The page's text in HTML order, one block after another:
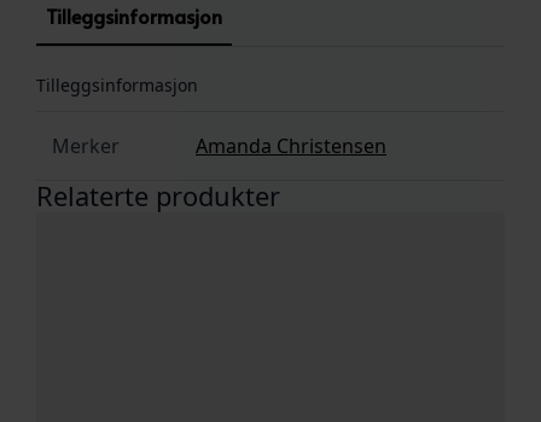
Tilleggsinformasjon
Tilleggsinformasjon
Merker Amanda Christensen
Relaterte produkter